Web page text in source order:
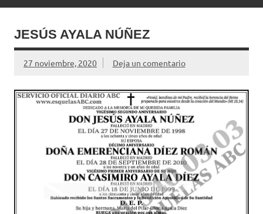
JESÚS AYALA NÚÑEZ
27 noviembre, 2020 Deja un comentario